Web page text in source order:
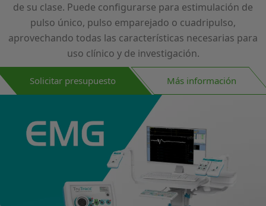
de su clase. Puede configurarse para estimulación de
pulso único, pulso emparejado o cuadripulso,
aprovechando todas las características necesarias para
uso clínico y de investigación.
Solicitar presupuesto Más información